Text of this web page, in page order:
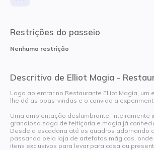
Restrições do passeio
Nenhuma restrição
Descritivo de Elliot Magia -
Logo ao entrar no Restaurante Elliot Magia, um
lhe dá as boas-vindas e o convida a
Uma ambientação deslumbrante, inteiramente
grandiosa saga de feitiçaria e magia já
Desde a escadaria até os quadros adornando
passando pela loja de artefatos mágicos,
itens exclusivos para levar para casa ou